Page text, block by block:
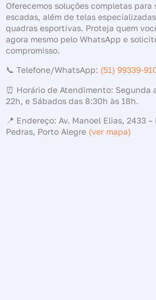
Oferecemos soluções completas para
escadas, além de telas
quadras esportivas. Proteja quem
agora mesmo pelo WhatsApp e
compromisso.
📞 Telefone/WhatsApp: (51) 99339-
⏰ Horário de Atendimento: Segunda
22h, e Sábados das 8:30h às 18h.
📍 Endereço: Av. Manoel Elias, 2433
Pedras, Porto Alegre (ver mapa)